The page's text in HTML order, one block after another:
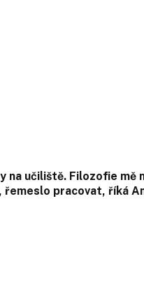
na učiliště. Filozofie mě
řemeslo pracovat, říká